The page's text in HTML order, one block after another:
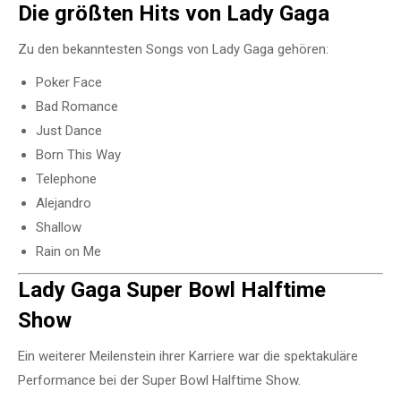
Die größten Hits von Lady Gaga
Zu den bekanntesten Songs von Lady Gaga gehören:
Poker Face
Bad Romance
Just Dance
Born This Way
Telephone
Alejandro
Shallow
Rain on Me
Lady Gaga Super Bowl Halftime
Show
Ein weiterer Meilenstein ihrer Karriere war die spektakuläre
Performance bei der Super Bowl Halftime Show.